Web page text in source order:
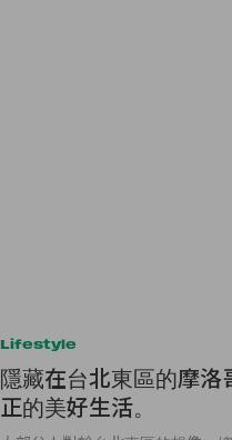
Lifestyle
隱藏在台北東區的摩
正的美好生活。